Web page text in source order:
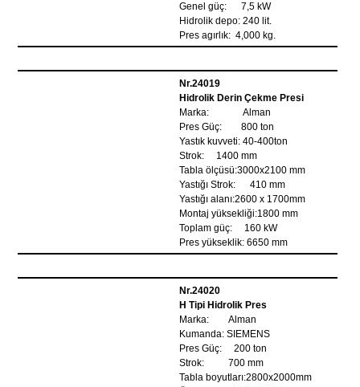
Genel güç: 7,5 kW
Hidrolik depo: 240 lit.
Pres agırlık: 4,000 kg.
Nr.24019
Hidrolik Derin Çekme Presi
Marka: Alman
Pres Güç: 800 ton
Yastık kuvveti: 40-400ton
Strok: 1400 mm
Tabla ölçüsü:3000x2100 mm
Yastığı Strok: 410 mm
Yastığı alanı:2600 x 1700mm
Montaj yüksekliği:1800 mm
Toplam güç: 160 kW
Pres yükseklik: 6650 mm
Nr.24020
H Tipi Hidrolik Pres
Marka: Alman
Kumanda: SIEMENS
Pres Güç: 200 ton
Strok: 700 mm
Tabla boyutları:2800x2000mm